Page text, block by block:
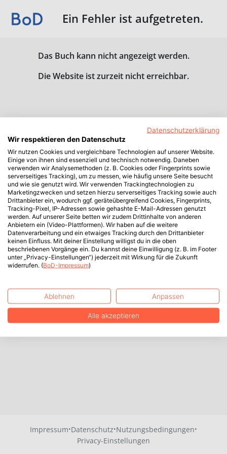
Ein Fehler ist aufgetreten.
Das Buch kann nicht angezeigt werden.
Die Website ist zurzeit nicht erreichbar.
Impressum·Datenschutz·Nutzungsbedingungen·
Privacy-Einstellungen
Datenschutzerklärung
Wir respektieren den Datenschutz
Wir nutzen Cookies und vergleichbare Technologien auf unserer Website.
Einige von ihnen sind essenziell und technisch notwendig. Daneben
verwenden wir Analysemethoden (z. B. Cookies oder Fingerprints sowie
serverseitiges Tracking), um zu messen, wie häufig unsere Seite besucht
und wie sie genutzt wird. Wir verwenden Trackingtechnologien zu
Marketingzwecken und setzen hierzu serverseitiges Tracking sowie auch
Drittanbieter ein, wodurch ggf. geräteübergreifend Cookies, Fingerprints,
Tracking-Pixel, IP-Adressen sowie gehashte E-Mail-Adressen genutzt
werden. Auf unserer Seite betten wir zudem Drittinhalte von anderen
Anbietern ein (Video-Plattformen). Wir haben auf die weitere
Datenverarbeitung und ein etwaiges Tracking durch den Drittanbieter
keinen Einfluss. Mit deiner Einstellung willigst du in die oben
beschriebenen Vorgänge ein. Du kannst deine Einwilligung (z. B. im Footer
unter „Privacy-Einstellungen“) jederzeit mit Wirkung für die Zukunft
widerrufen. (BoD-Impressum)
Ablehnen Anpassen
Alle akzeptieren